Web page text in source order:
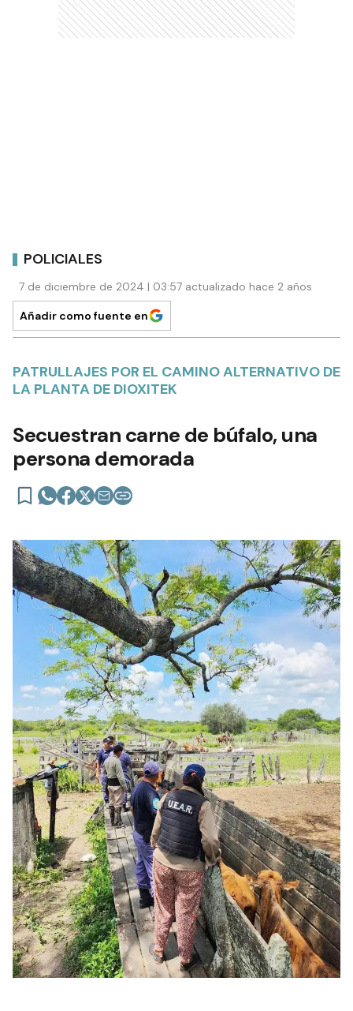
POLICIALES
7 de diciembre de 2024 | 03:57 actualizado hace 2 años
Añadir como fuente en
PATRULLAJES POR EL CAMINO ALTERNATIVO DE
LA PLANTA DE DIOXITEK
Secuestran carne de búfalo, una
persona demorada